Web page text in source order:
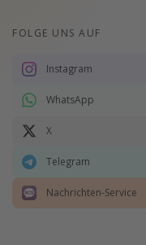
FOLGE UNS AUF
Instagram
WhatsApp
X
Telegram
Nachrichten-Service